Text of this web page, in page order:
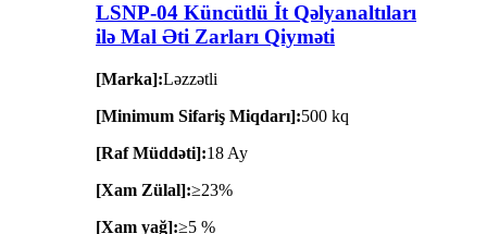
LSNP-04 Küncütlü İt Qəlyanaltıları
ilə Mal Əti Zarları Qiyməti
[Marka]:Ləzzətli
[Minimum Sifariş Miqdarı]:500 kq
[Raf Müddəti]:18 Ay
[Xam Zülal]:≥23%
[Xam yağ]:≥5 %